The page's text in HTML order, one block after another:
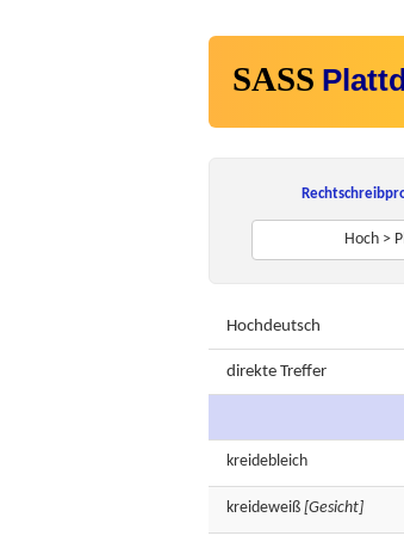
SASS
Hoch >
Hochdeutsch
direkte Treffer
kreidebleich
kreideweiß [Gesicht]